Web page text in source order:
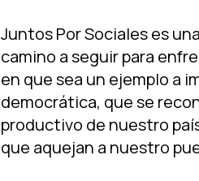
Juntos Por Sociales es
camino a seguir para
en que sea un ejemplo a
democrática, que se
productivo de nuestro
que aquejan a nuestro